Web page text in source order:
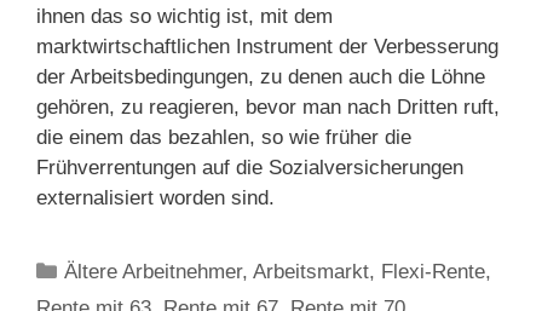
ihnen das so wichtig ist, mit dem
marktwirtschaftlichen Instrument der Verbesserung
der Arbeitsbedingungen, zu denen auch die Löhne
gehören, zu reagieren, bevor man nach Dritten ruft,
die einem das bezahlen, so wie früher die
Frühverrentungen auf die Sozialversicherungen
externalisiert worden sind.
Kategorien
Ältere Arbeitnehmer,Arbeitsmarkt, Flexi-Rente,